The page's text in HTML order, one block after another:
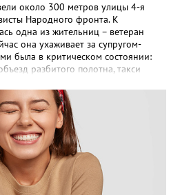
около 300 метров улицы 4-я
Народного фронта. К
одна из жительниц – ветеран
она ухаживает за супругом-
была в критическом состоянии:
разбитого полотна, такси
добраться до больного.
города и другие инстанции,
своими силами – всё тщетно»,
подчеркнули: именно
разровняли и отсыпали. Для
в мэрию Златоуста.